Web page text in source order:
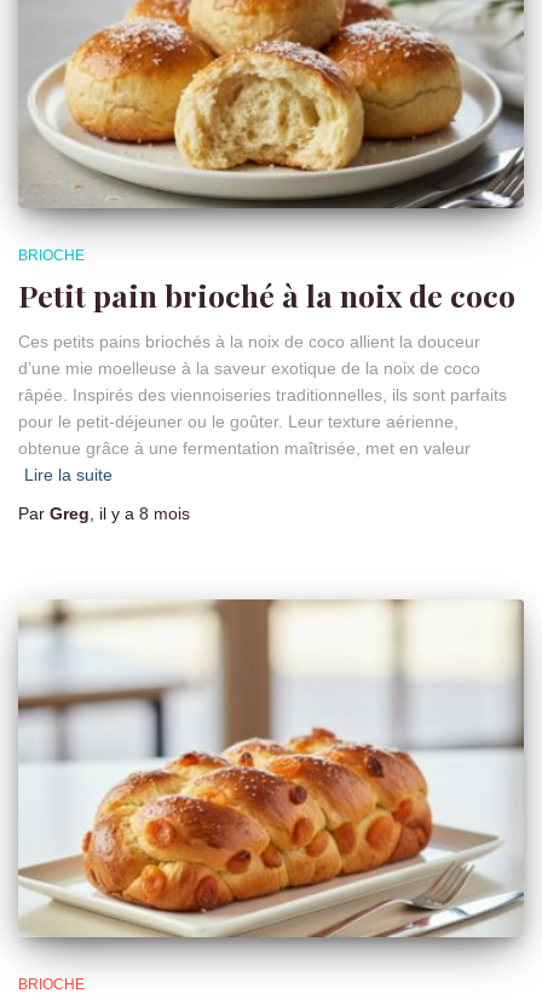
BRIOCHE
Petit pain brioché à la noix de coco
Ces petits pains briochés à la noix de coco allient la douceur
d’une mie moelleuse à la saveur exotique de la noix de coco
râpée. Inspirés des viennoiseries traditionnelles, ils sont parfaits
pour le petit-déjeuner ou le goûter. Leur texture aérienne,
obtenue grâce à une fermentation maîtrisée, met en valeur
Lire la suite
Par Greg , il y a 8 mois
BRIOCHE